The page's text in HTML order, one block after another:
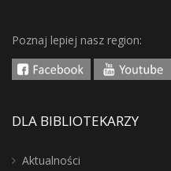
Poznaj lepiej nasz region:
DLA BIBLIOTEKARZY
Aktualności